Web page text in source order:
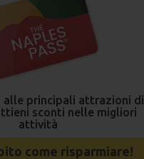
alle principali attrazioni di
sconti nelle migliori
attività
come risparmiare!